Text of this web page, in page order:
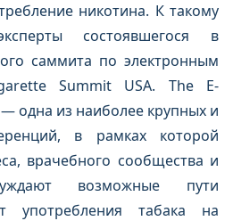
никотина. К такому
состоявшегося в
саммита по электронным
Summit USA. The E-
одна из наиболее крупных и
в рамках которой
врачебного сообщества и
возможные пути
употребления табака на